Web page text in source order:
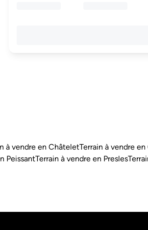
à vendre en ChâteletTerrain à vendre en
PeissantTerrain à vendre en Presles